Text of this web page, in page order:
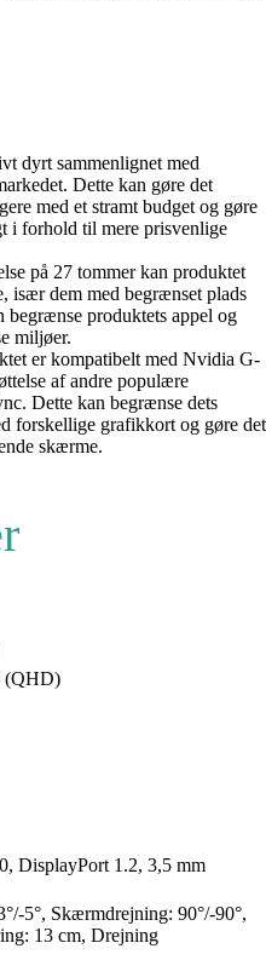
dyrt sammenlignet med
Dette kan gøre det
med et stramt budget og gøre
i forhold til mere prisvenlige
på 27 tommer kan produktet
især dem med begrænset plads
begrænse produktets appel og
miljøer.
er kompatibelt med Nvidia G-
af andre populære
Dette kan begrænse dets
forskellige grafikkort og gøre det
skærme.
(QHD)
DisplayPort 1.2, 3,5 mm
5°, Skærmdrejning: 90°/-90°,
13 cm, Drejning